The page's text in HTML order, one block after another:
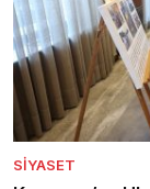
SIYASET